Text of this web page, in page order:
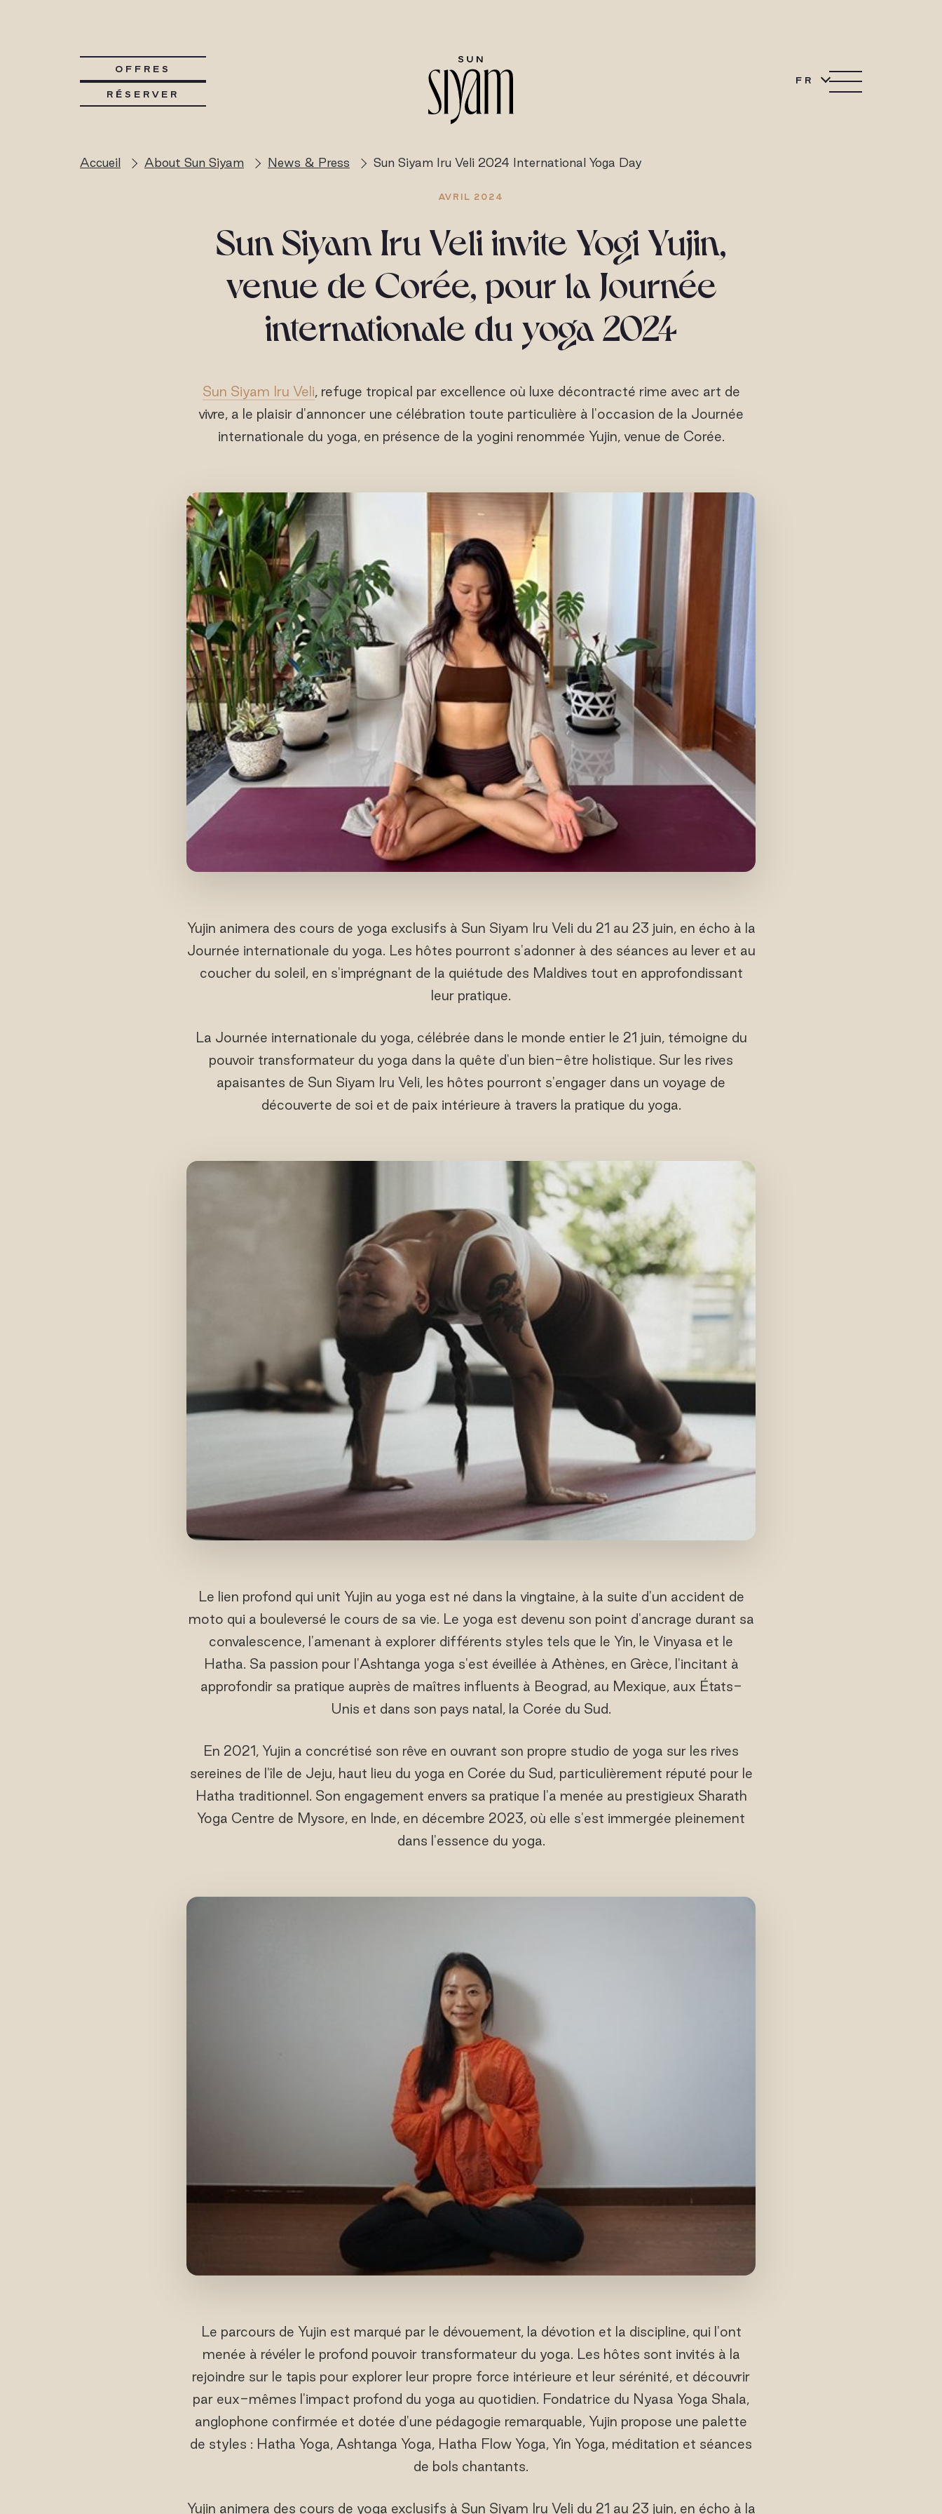
OFFRES
RÉSERVER
FR
Accueil About Sun Siyam News & Press Sun Siyam Iru Veli 2024 International Yoga Day
AVRIL 2024
Sun Siyam Iru Veli invite Yogi Yujin,
venue de Corée, pour la Journée
internationale du yoga 2024
Sun Siyam Iru Veli, refuge tropical par excellence où luxe décontracté rime avec art de
vivre, a le plaisir d'annoncer une célébration toute particulière à l'occasion de la Journée
internationale du yoga, en présence de la yogini renommée Yujin, venue de Corée.
Yujin animera des cours de yoga exclusifs à Sun Siyam Iru Veli du 21 au 23 juin, en écho à la
Journée internationale du yoga. Les hôtes pourront s'adonner à des séances au lever et au
coucher du soleil, en s'imprégnant de la quiétude des Maldives tout en approfondissant
leur pratique.
La Journée internationale du yoga, célébrée dans le monde entier le 21 juin, témoigne du
pouvoir transformateur du yoga dans la quête d'un bien-être holistique. Sur les rives
apaisantes de Sun Siyam Iru Veli, les hôtes pourront s'engager dans un voyage de
découverte de soi et de paix intérieure à travers la pratique du yoga.
Le lien profond qui unit Yujin au yoga est né dans la vingtaine, à la suite d'un accident de
moto qui a bouleversé le cours de sa vie. Le yoga est devenu son point d'ancrage durant sa
convalescence, l'amenant à explorer différents styles tels que le Yin, le Vinyasa et le
Hatha. Sa passion pour l'Ashtanga yoga s'est éveillée à Athènes, en Grèce, l'incitant à
approfondir sa pratique auprès de maîtres influents à Beograd, au Mexique, aux États-
Unis et dans son pays natal, la Corée du Sud.
En 2021, Yujin a concrétisé son rêve en ouvrant son propre studio de yoga sur les rives
sereines de l'île de Jeju, haut lieu du yoga en Corée du Sud, particulièrement réputé pour le
Hatha traditionnel. Son engagement envers sa pratique l'a menée au prestigieux Sharath
Yoga Centre de Mysore, en Inde, en décembre 2023, où elle s'est immergée pleinement
dans l'essence du yoga.
Le parcours de Yujin est marqué par le dévouement, la dévotion et la discipline, qui l'ont
menée à révéler le profond pouvoir transformateur du yoga. Les hôtes sont invités à la
rejoindre sur le tapis pour explorer leur propre force intérieure et leur sérénité, et découvrir
par eux-mêmes l'impact profond du yoga au quotidien. Fondatrice du Nyasa Yoga Shala,
anglophone confirmée et dotée d'une pédagogie remarquable, Yujin propose une palette
de styles : Hatha Yoga, Ashtanga Yoga, Hatha Flow Yoga, Yin Yoga, méditation et séances
de bols chantants.
Yujin animera des cours de yoga exclusifs à Sun Siyam Iru Veli du 21 au 23 juin, en écho à la